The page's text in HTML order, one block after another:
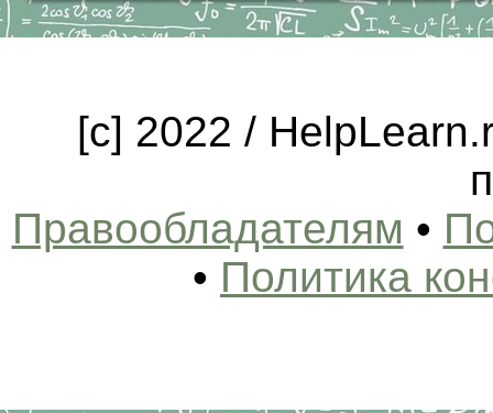
[c] 2022 /
Правообладателям •
• Политика